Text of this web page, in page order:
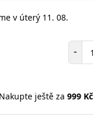
v úterý 11. 08.
-
ještě za 999 Kč